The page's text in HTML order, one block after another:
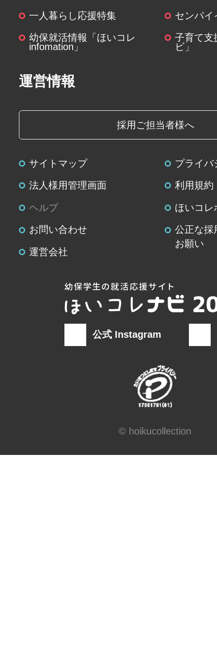
一人暮らし応援特集 センパイ
幼保就活情報「ほいコレ
infomation」
子育て支
ビ」
運営情報
採用ご担当者様へ
サイトマップ プライバ
法人様用管理画面 利用規約
ヘルプ ほいコレ
お問い合わせ
公正な採
お願い
運営会社
公式 Instagram
© hoikucollection